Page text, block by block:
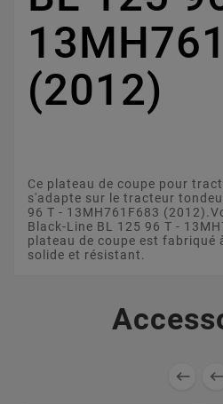
(2012)
Ce plateau de coupe pour
s'adapte sur le tracteur
96 T - 13MH761F683
Black-Line BL 125 96 T -
plateau de coupe est fabriqué
solide et résistant.
 